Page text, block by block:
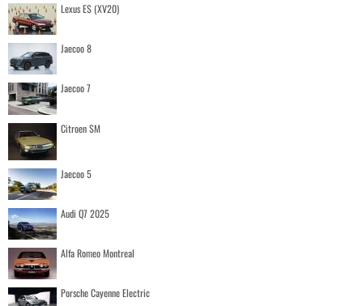
Lexus ES (XV20)
Jaecoo 8
Jaecoo 7
Citroen SM
Jaecoo 5
Audi Q7 2025
Alfa Romeo Montreal
Porsche Cayenne Electric